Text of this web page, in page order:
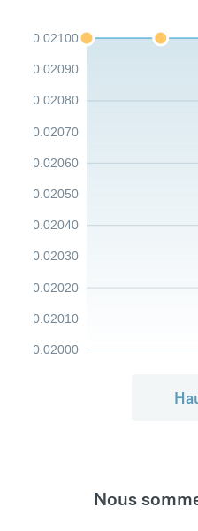
0.02000
0.02010
0.02020
0.02030
0.02040
0.02050
0.02060
0.02070
0.02080
0.02090
0.02100
Nous